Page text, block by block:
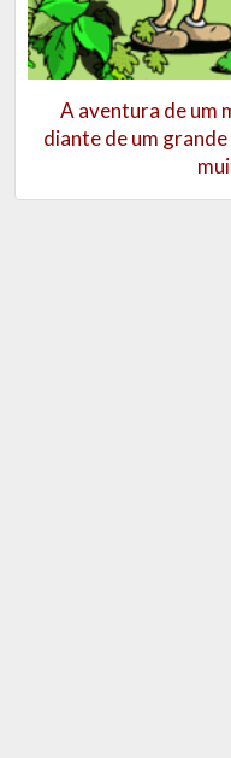
A aventura de um
diante de um